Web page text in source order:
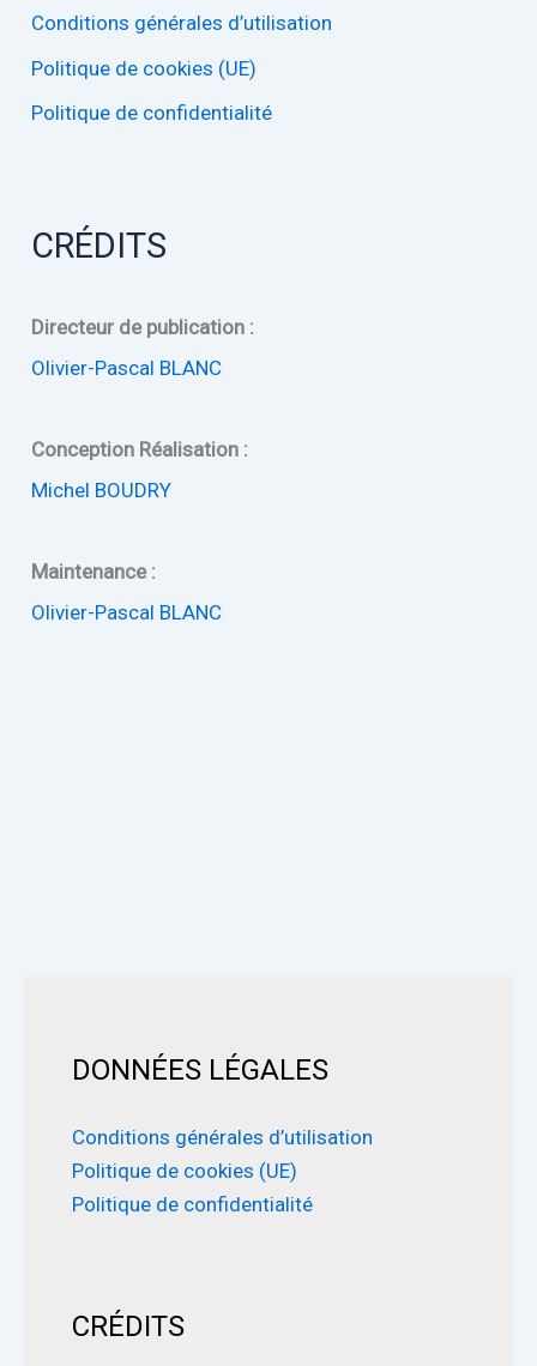
c
e
Conditions générales d’utilisation
Politique de cookies (UE)
Politique de confidentialité
CRÉDITS
Directeur de publication :
Olivier-Pascal BLANC
Conception Réalisation :
Michel BOUDRY
Maintenance :
Olivier-Pascal BLANC
DONNÉES LÉGALES
Conditions générales d’utilisation
Politique de cookies (UE)
Politique de confidentialité
CRÉDITS